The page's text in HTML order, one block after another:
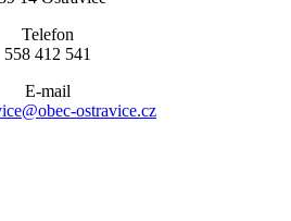
Telefon
558 412 541
E-mail
ostravice.cz